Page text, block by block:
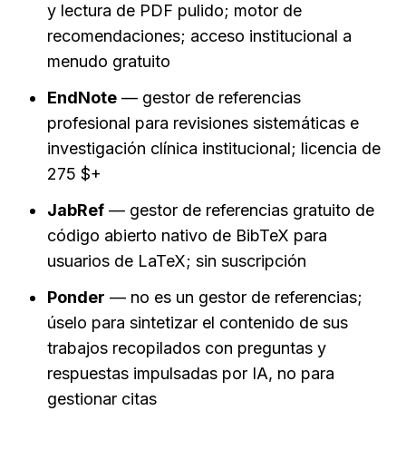
y lectura de PDF pulido; motor de
recomendaciones; acceso institucional a
menudo gratuito
EndNote — gestor de referencias
profesional para revisiones sistemáticas e
investigación clínica institucional; licencia de
275 $+
JabRef — gestor de referencias gratuito de
código abierto nativo de BibTeX para
usuarios de LaTeX; sin suscripción
Ponder — no es un gestor de referencias;
úselo para sintetizar el contenido de sus
trabajos recopilados con preguntas y
respuestas impulsadas por IA, no para
gestionar citas